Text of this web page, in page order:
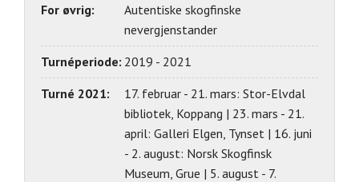
For øvrig:
Autentiske skogfinske
nevergjenstander
Turnéperiode: 2019 - 2021
Turné 2021:
17. februar - 21. mars: Stor-Elvdal
bibliotek, Koppang | 23. mars - 21.
april: Galleri Elgen, Tynset | 16. juni
- 2. august: Norsk Skogfinsk
Museum, Grue | 5. august - 7.